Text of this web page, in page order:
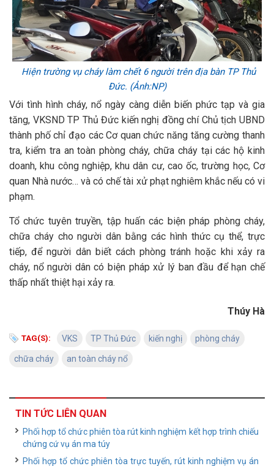
Hiện trường vụ cháy làm chết 6 người trên địa bàn TP Thủ
Đức. (Ảnh:NP)
Với tình hình cháy, nổ ngày càng diễn biến phức tạp và gia
tăng, VKSND TP Thủ Đức kiến nghị đồng chí Chủ tịch UBND
thành phố chỉ đạo các Cơ quan chức năng tăng cường thanh
tra, kiểm tra an toàn phòng cháy, chữa cháy tại các hộ kinh
doanh, khu công nghiệp, khu dân cư, cao ốc, trường học, Cơ
quan Nhà nước… và có chế tài xử phạt nghiêm khắc nếu có vi
phạm.
Tổ chức tuyên truyền, tập huấn các biện pháp phòng cháy,
chữa cháy cho người dân bằng các hình thức cụ thể, trực
tiếp, để người dân biết cách phòng tránh hoặc khi xảy ra
cháy, nổ người dân có biện pháp xử lý ban đầu để hạn chế
thấp nhất thiệt hại xảy ra.
Thúy Hà
TAG(S): VKS TP Thủ Đức kiến nghị phòng cháy
chữa cháy an toàn cháy nổ
TIN TỨC LIÊN QUAN
Phối hợp tổ chức phiên tòa rút kinh nghiệm kết hợp trình chiếu
chứng cứ vụ án ma túy
Phối hợp tổ chức phiên tòa trực tuyến, rút kinh nghiệm vụ án